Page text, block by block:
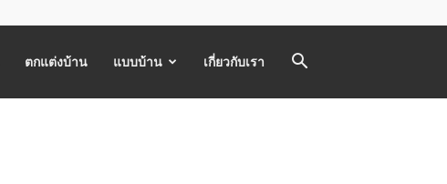
ตกแต่งบ้าน แบบบ้าน เกี่ยวกับเรา